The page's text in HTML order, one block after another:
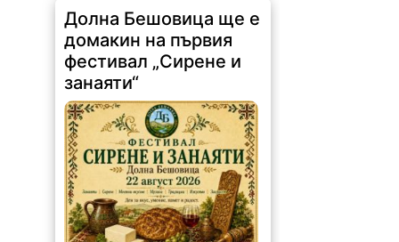
Долна Бешовица ще е
домакин на първия
фестивал „Сирене и
занаяти“